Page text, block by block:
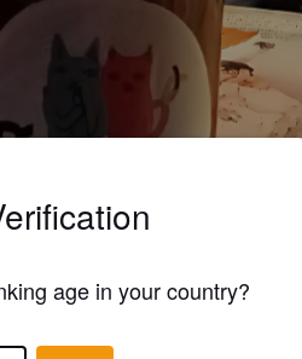
age in your country?